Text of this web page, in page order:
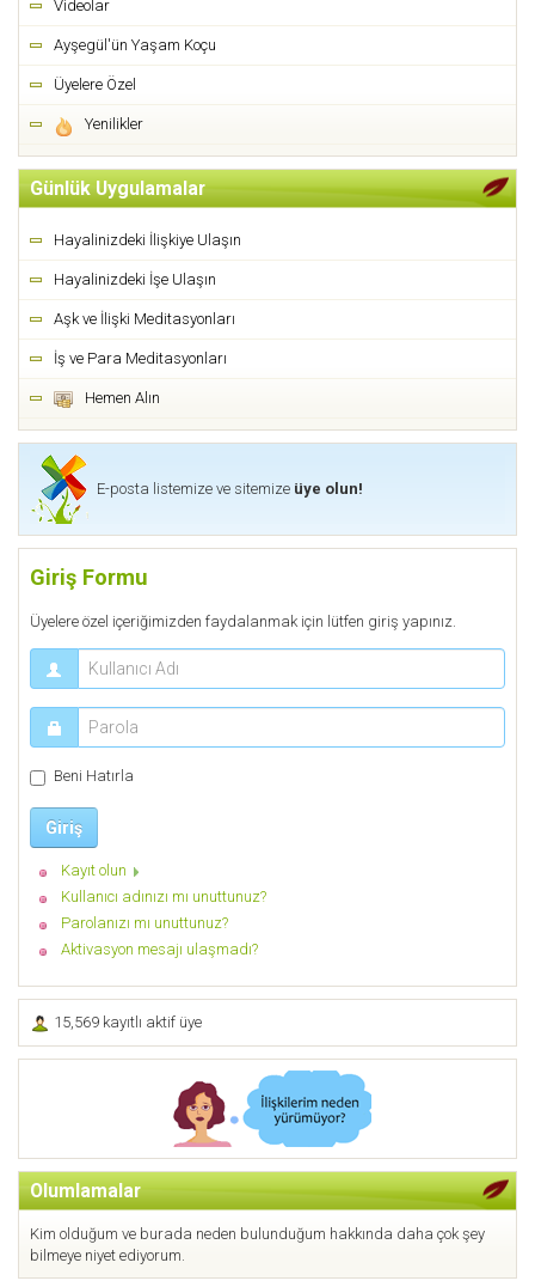
Videolar
Ayşegül'ün Yaşam Koçu
Üyelere Özel
Yenilikler
Günlük Uygulamalar
Hayalinizdeki İlişkiye Ulaşın
Hayalinizdeki İşe Ulaşın
Aşk ve İlişki Meditasyonları
İş ve Para Meditasyonları
Hemen Alın
E-posta listemize ve sitemize üye olun!
Giriş Formu
Üyelere özel içeriğimizden faydalanmak için lütfen giriş yapınız.
Beni Hatırla
Giriş
Kayıt olun
Kullanıcı adınızı mı unuttunuz?
Parolanızı mı unuttunuz?
Aktivasyon mesajı ulaşmadı?
15,569 kayıtlı aktif üye
Olumlamalar
Kim olduğum ve burada neden bulunduğum hakkında daha çok şey
bilmeye niyet ediyorum.